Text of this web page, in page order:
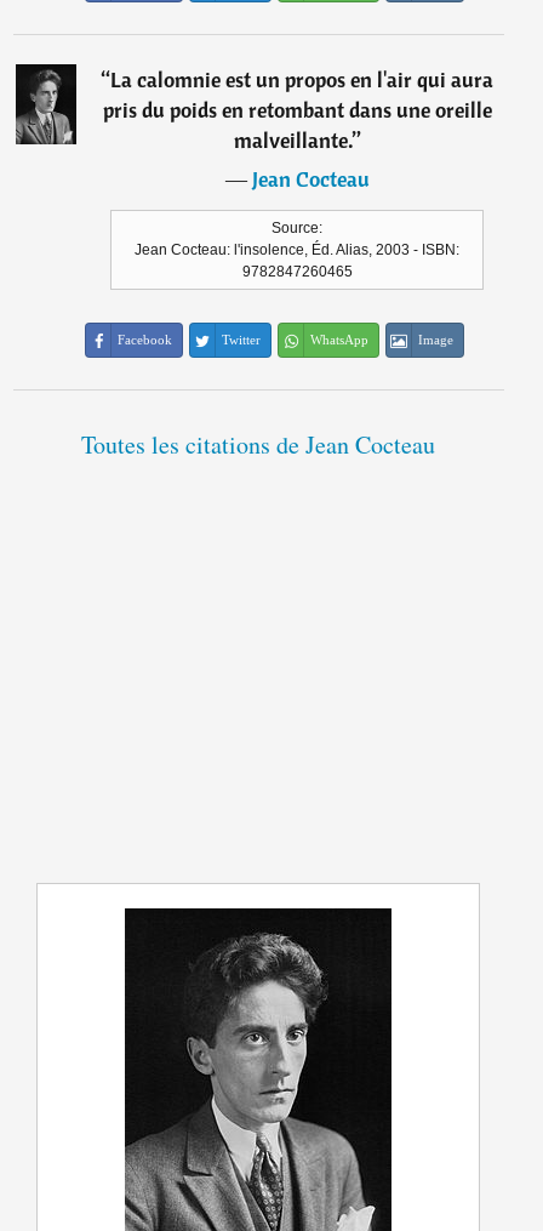
“La calomnie est un propos en l'air qui aura
pris du poids en retombant dans une oreille
malveillante.”
―Jean Cocteau
Source:
Jean Cocteau: l'insolence, Éd. Alias, 2003 - ISBN:
9782847260465
Facebook Twitter WhatsApp Image
Toutes les citations de Jean Cocteau